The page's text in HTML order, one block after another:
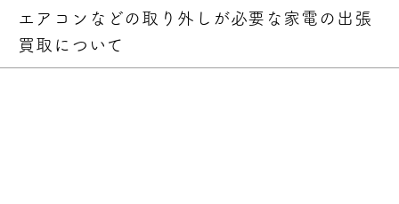
エアコンなどの取り外しが必要な家電の出張
買取について